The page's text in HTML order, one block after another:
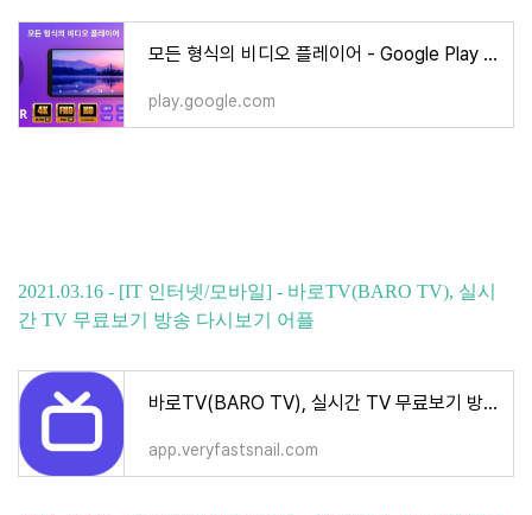
모든 형식의 비디오 플레이어 - Google Play 앱
play.google.com
2021.03.16 - [IT 인터넷/모바일] - 바로TV(BARO TV), 실시
간 TV 무료보기 방송 다시보기 어플
바로TV(BARO TV), 실시간 TV 무료보기 방송 다시보기 어플
app.veryfastsnail.com